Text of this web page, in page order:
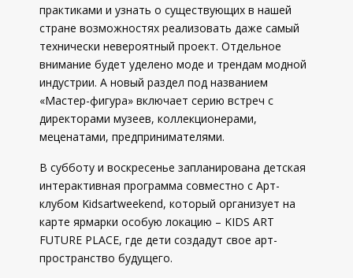
практиками и узнать о существующих в нашей
стране возможностях реализовать даже самый
технически невероятный проект. Отдельное
внимание будет уделено моде и трендам модной
индустрии. А новый раздел под названием
«Мастер-фигура» включает серию встреч с
директорами музеев, коллекционерами,
меценатами, предпринимателями.
В субботу и воскресенье запланирована детская
интерактивная программа совместно с Арт-
клубом Kidsartweekend, который организует на
карте ярмарки особую локацию – KIDS ART
FUTURE PLACE, где дети создадут свое арт-
пространство будущего.